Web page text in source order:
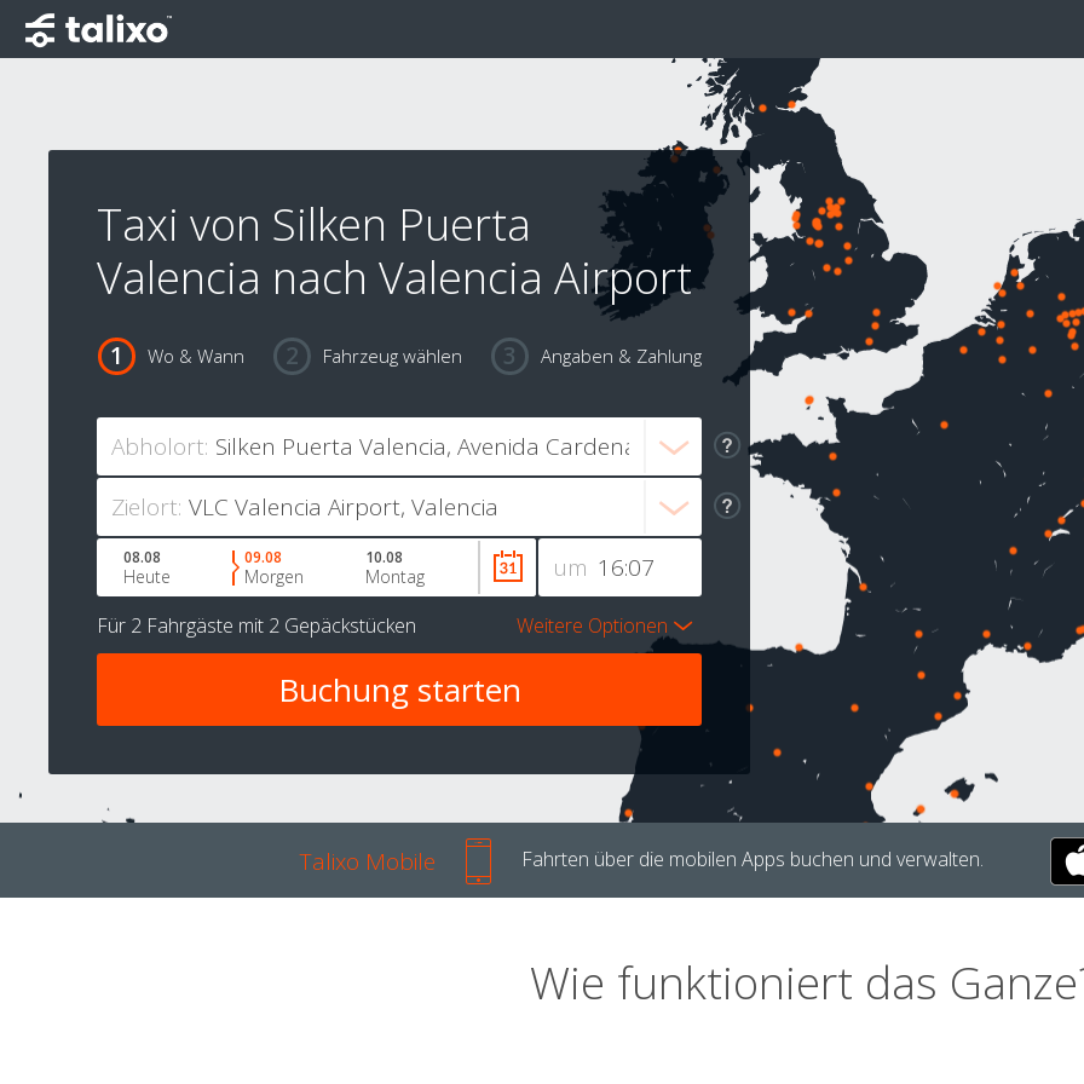
Taxi von Silken Puerta
Valencia nach Valencia Airport
Wo & Wann Fahrzeug wählen Angaben & Zahlung
Abholort:
Zielort:
um
08.08
Heute
09.08
Morgen
10.08
Montag
Für 2 Fahrgäste mit 2 Gepäckstücken Weitere Optionen
Talixo Mobile Fahrten über die mobilen Apps buchen und verwalten.
Wie funktioniert das